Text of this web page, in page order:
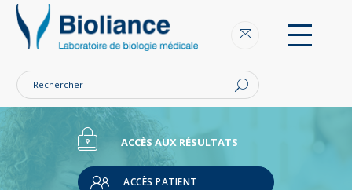
Nantes
ACCÈS AUX RÉSULTATS
ACCÈS PATIENT